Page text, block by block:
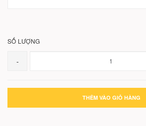
SỐ LƯỢNG
-
THÊM VÀO GIỎ HÀNG